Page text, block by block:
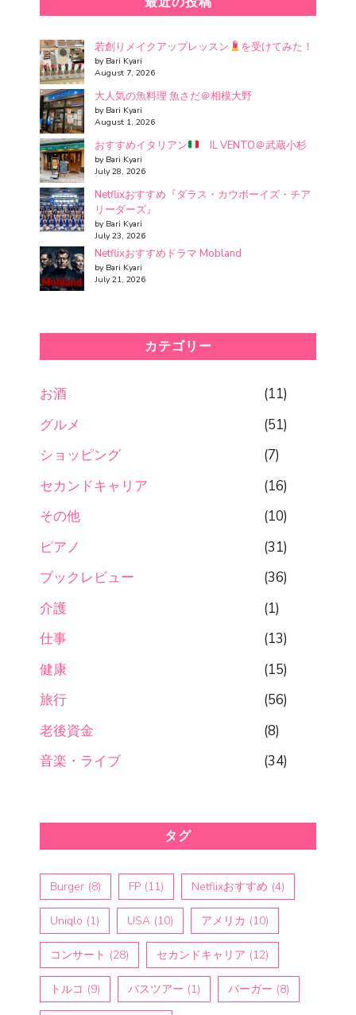
若創りメイクアップレッスン を受けてみた！
by Bari Kyari
August 7, 2026
大人気の魚料理 魚さだ＠相模大野
by Bari Kyari
August 1, 2026
おすすめイタリアン IL VENTO＠武蔵小杉
by Bari Kyari
July 28, 2026
Netflixおすすめ『ダラス・カウボーイズ・チア
リーダーズ』
by Bari Kyari
July 23, 2026
Netflixおすすめドラマ Mobland
by Bari Kyari
July 21, 2026
カテゴリー
お酒
(11)
グルメ
(51)
ショッピング
(7)
セカンドキャリア
(16)
その他
(10)
ピアノ
(31)
ブックレビュー
(36)
介護
(1)
仕事
(13)
健康
(15)
旅行
(56)
老後資金
(8)
音楽・ライブ
(34)
タグ
Burger (8) FP (11) Netflixおすすめ (4)
Uniqlo (1) USA (10) アメリカ (10)
コンサート (28) セカンドキャリア (12)
トルコ (9) バスツアー (1) バーガー (8)